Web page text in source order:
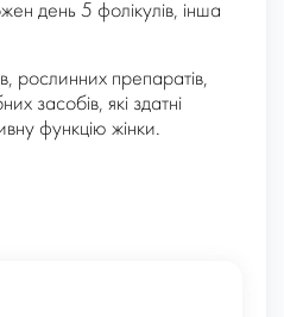
день 5 фолікулів, інша
рослинних препаратів,
засобів, які здатні
функцію жінки.